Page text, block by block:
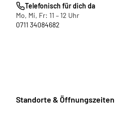
Telefonisch für dich da
Mo, Mi, Fr: 11 – 12 Uhr
0711 34084682
Standorte & Öffnungszeiten